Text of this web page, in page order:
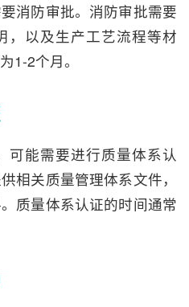
消防审批。消防审批需要
，以及生产工艺流程等材
1-2个月。
可能需要进行质量体系认
相关质量管理体系文件，
质量体系认证的时间通常